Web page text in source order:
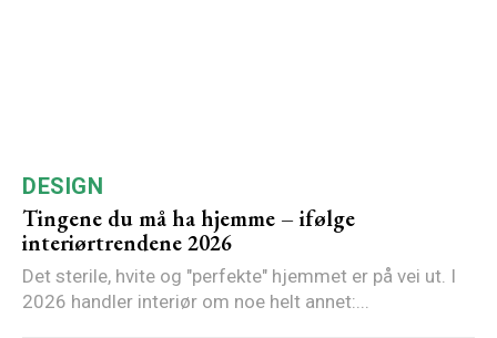
DESIGN
Tingene du må ha hjemme – ifølge
interiørtrendene 2026
Det sterile, hvite og "perfekte" hjemmet er på vei ut. I
2026 handler interiør om noe helt annet:...